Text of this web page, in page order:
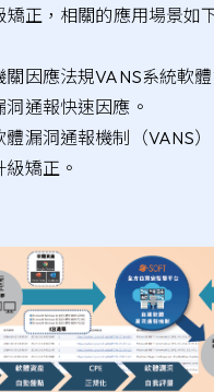
矯正，相關的應用場景如
關因應法規VANS系統軟
洞通報快速因應。
體漏洞通報機制（VANS）
級矯正。